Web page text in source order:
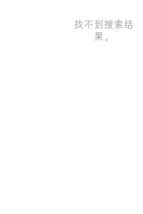
找不到搜索结
果。